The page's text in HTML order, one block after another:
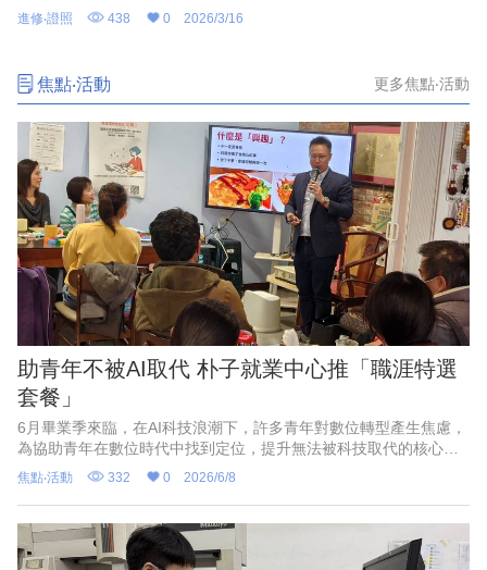
「減班休息勞工再充電計畫」，透過在職訓練協助企業因應產業景
氣變動，並提升勞工工作技能，依實際參訓時數申請訓練津貼，每
進修‧證照 438 0 2026/3/16
焦點‧活動 更多焦點‧活動
助青年不被AI取代 朴子就業中心推「職涯特選
套餐」
6月畢業季來臨，在AI科技浪潮下，許多青年對數位轉型產生焦慮，
為協助青年在數位時代中找到定位，提升無法被科技取代的核心競
爭力，勞動部勞動力發展署雲嘉南分署朴子就業中心於6月推出「職
涯特選套餐」服務，提供「前菜：諮詢探索」、「主餐：職缺媒
合」及「特調甜點：政府津貼」，陪伴青年強化即戰力，勇敢築夢
啟航。
焦點‧活動 332 0 2026/6/8